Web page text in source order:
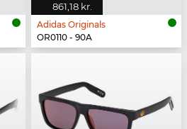
861,18 kr.
Adidas Originals
OR0110 - 90A